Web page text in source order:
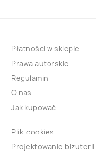
Płatności w sklepie
Prawa autorskie
Regulamin
O nas
Jak kupować
Pliki cookies
Projektowanie biżuterii